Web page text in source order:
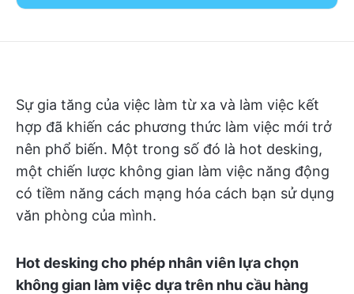
Sự gia tăng của việc làm từ xa và làm việc kết
hợp đã khiến các phương thức làm việc mới trở
nên phổ biến. Một trong số đó là hot desking,
một chiến lược không gian làm việc năng động
có tiềm năng cách mạng hóa cách bạn sử dụng
văn phòng của mình.
Hot desking cho phép nhân viên lựa chọn
không gian làm việc dựa trên nhu cầu hàng